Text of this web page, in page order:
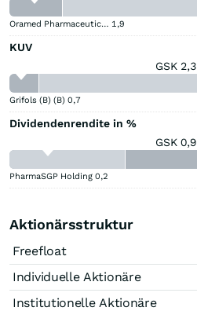
Oramed Pharmaceuticals 1,9
KUV
GSK 2,3
Grifols (B) (B) 0,7
Dividendenrendite in %
GSK 0,9
PharmaSGP Holding 0,2
Aktionärsstruktur
Freefloat
Individuelle Aktionäre
Institutionelle Aktionäre